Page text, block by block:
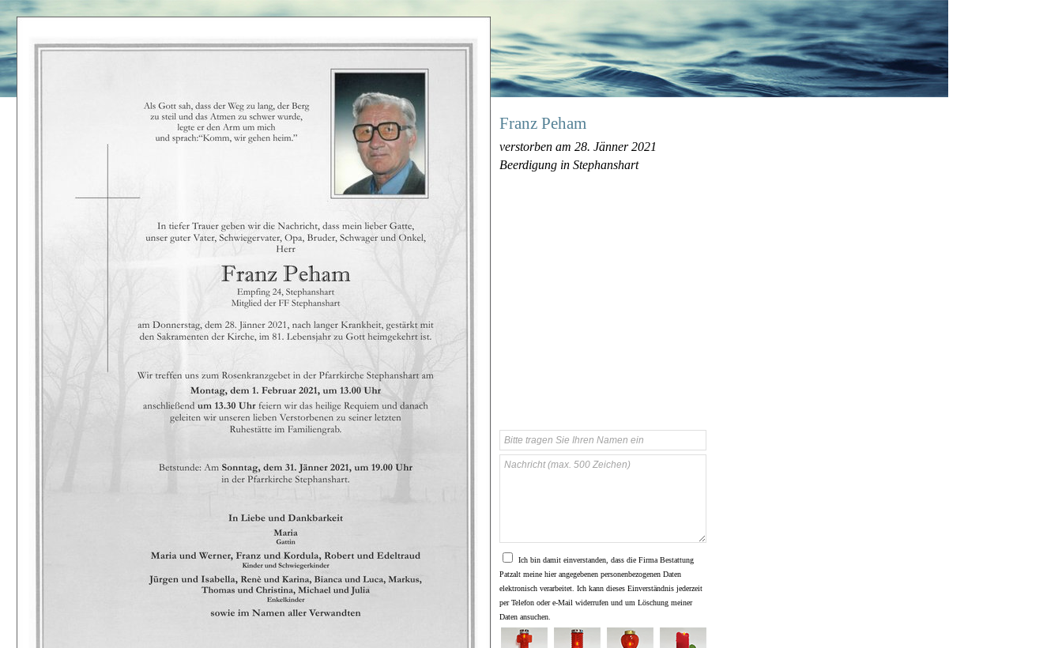
Franz Peham
verstorben am 28. Jänner 2021
Beerdigung in Stephanshart
Ich bin damit einverstanden, dass die Firma Bestattung
Patzalt meine hier angegebenen personenbezogenen Daten
elektronisch verarbeitet. Ich kann dieses Einverständnis jederzeit
per Telefon oder e-Mail widerrufen und um Löschung meiner
Daten ansuchen.